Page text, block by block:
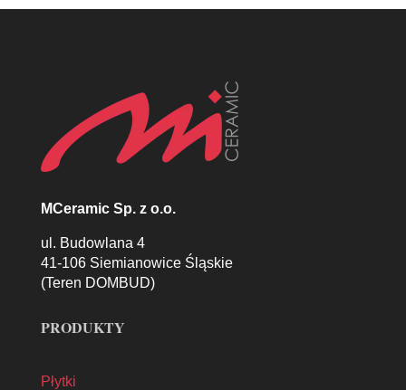
MCeramic Sp. z o.o.
ul. Budowlana 4
41-106 Siemianowice Śląskie
(Teren DOMBUD)
PRODUKTY
Płytki